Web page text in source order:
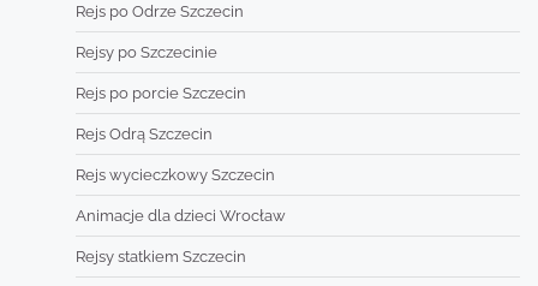
Rejs po Odrze Szczecin
Rejsy po Szczecinie
Rejs po porcie Szczecin
Rejs Odrą Szczecin
Rejs wycieczkowy Szczecin
Animacje dla dzieci Wrocław
Rejsy statkiem Szczecin